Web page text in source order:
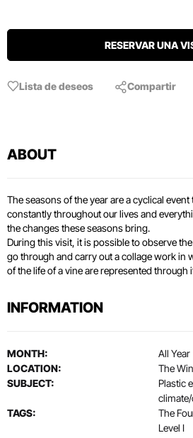
RESERVAR UNA
Lista de deseos Compartir
ABOUT
The seasons of the year are a cyclical
constantly throughout our lives and
the changes these seasons bring.
During this visit, it is possible to observe
go through and carry out a collage work in
of the life of a vine are represented through
INFORMATION
MONTH:
All Year
LOCATION:
The
SUBJECT:
Plastic
TAGS:
The
Level I